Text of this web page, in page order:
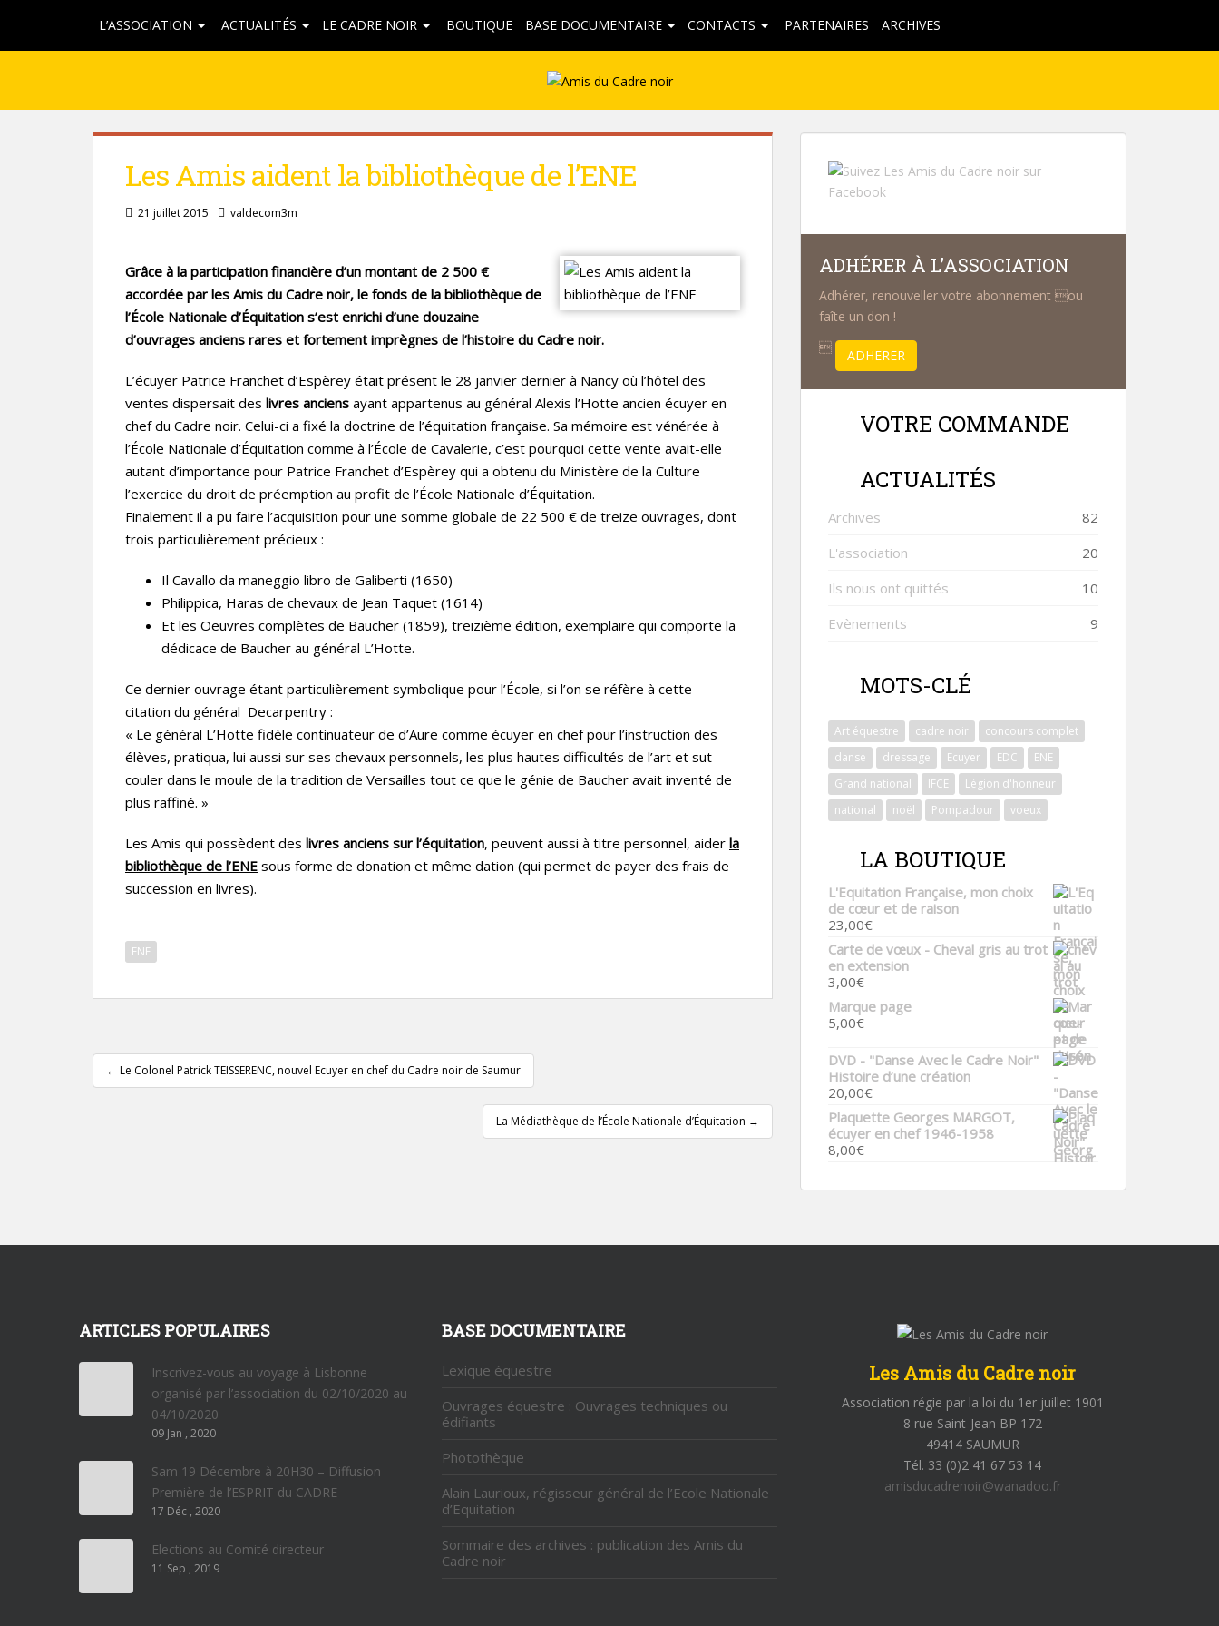
L’ASSOCIATION ACTUALITÉS LE CADRE NOIR BOUTIQUE BASE DOCUMENTAIRE CONTACTS PARTENAIRES ARCHIVES
Les Amis aident la bibliothèque de l’ENE
21 juillet 2015 valdecom3m
Grâce à la participation financière d’un montant de 2 500 €
accordée par les Amis du Cadre noir, le fonds de la bibliothèque de
l’École Nationale d’Équitation s’est enrichi d’une douzaine
d’ouvrages anciens rares et fortement imprègnes de l’histoire du Cadre noir.
L’écuyer Patrice Franchet d’Espèrey était présent le 28 janvier dernier à Nancy où l’hôtel des
ventes dispersait des livres anciens ayant appartenus au général Alexis l’Hotte ancien écuyer en
chef du Cadre noir. Celui-ci a fixé la doctrine de l’équitation française. Sa mémoire est vénérée à
l’École Nationale d’Équitation comme à l’École de Cavalerie, c’est pourquoi cette vente avait-elle
autant d’importance pour Patrice Franchet d’Espèrey qui a obtenu du Ministère de la Culture
l’exercice du droit de préemption au profit de l’École Nationale d’Équitation.
Finalement il a pu faire l’acquisition pour une somme globale de 22 500 € de treize ouvrages, dont
trois particulièrement précieux :
Il Cavallo da maneggio libro de Galiberti (1650)
Philippica, Haras de chevaux de Jean Taquet (1614)
Et les Oeuvres complètes de Baucher (1859), treizième édition, exemplaire qui comporte la
dédicace de Baucher au général L’Hotte.
Ce dernier ouvrage étant particulièrement symbolique pour l’École, si l’on se réfère à cette
citation du général Decarpentry :
« Le général L’Hotte fidèle continuateur de d’Aure comme écuyer en chef pour l’instruction des
élèves, pratiqua, lui aussi sur ses chevaux personnels, les plus hautes difficultés de l’art et sut
couler dans le moule de la tradition de Versailles tout ce que le génie de Baucher avait inventé de
plus raffiné. »
Les Amis qui possèdent des livres anciens sur l’équitation, peuvent aussi à titre personnel, aider la
bibliothèque de l’ENE sous forme de donation et même dation (qui permet de payer des frais de
succession en livres).
ENE
d'article
← Le Colonel Patrick TEISSERENC, nouvel Ecuyer en chef du Cadre noir de Saumur
La Médiathèque de l’École Nationale d’Équitation →
ADHÉRER À L’ASSOCIATION
Adhérer, renouveller votre abonnement ou
faîte un don !

ADHERER
VOTRE COMMANDE
ACTUALITÉS
Archives
82
L'association
20
Ils nous ont quittés
10
Evènements
9
MOTS-CLÉ
Art équestre cadre noir
concours complet
danse
dressage Ecuyer EDC
ENE
Grand national
IFCE
Légion d'honneur
national
noël Pompadour voeux
LA BOUTIQUE
L'Equitation Française, mon choix
de cœur et de raison
23,00€
Carte de vœux - Cheval gris au trot
en extension
3,00€
Marque page
5,00€
DVD - "Danse Avec le Cadre Noir"
Histoire d’une création
20,00€
Plaquette Georges MARGOT,
écuyer en chef 1946-1958
8,00€
ARTICLES POPULAIRES
Inscrivez-vous au voyage à Lisbonne
organisé par l’association du 02/10/2020 au
04/10/2020
09 Jan , 2020
Sam 19 Décembre à 20H30 – Diffusion
Première de l’ESPRIT du CADRE
17 Déc , 2020
Elections au Comité directeur
11 Sep , 2019
BASE DOCUMENTAIRE
Lexique équestre
Ouvrages équestre : Ouvrages techniques ou
édifiants
Photothèque
Alain Laurioux, régisseur général de l’Ecole Nationale
d’Equitation
Sommaire des archives : publication des Amis du
Cadre noir
Les Amis du Cadre noir
Association régie par la loi du 1er juillet 1901
8 rue Saint-Jean BP 172
49414 SAUMUR
Tél. 33 (0)2 41 67 53 14
amisducadrenoir@wanadoo.fr